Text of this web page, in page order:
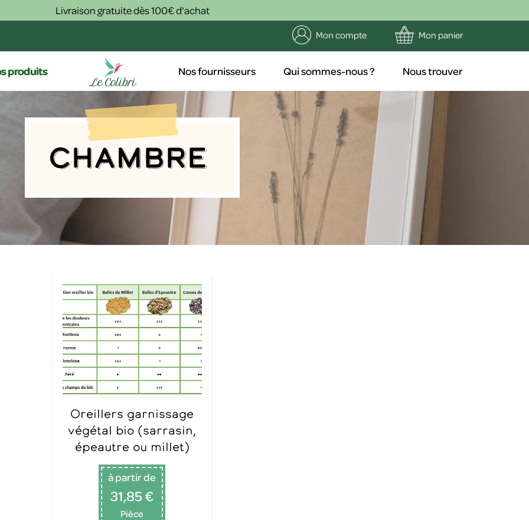
Livraison gratuite dès 100€ d'achat
Mon compte Mon panier
produits Nos fournisseurs Qui sommes-nous ? Nous trouver
Chambre
Oreillers garnissage
végétal bio (sarrasin,
épeautre ou millet)
à partir de
31,85 €
Pièce